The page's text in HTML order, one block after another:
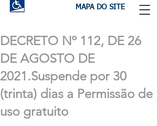
MAPA DO SITE
DECRETO Nº 112, DE 26
DE AGOSTO DE
2021.Suspende por 30
(trinta) dias a Permissão de
uso gratuito